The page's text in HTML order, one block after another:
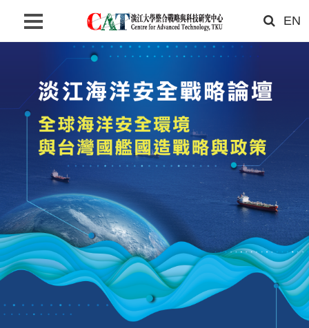
關於我們
最新消息
研究成果
聯絡我們
搜尋
網站語系
相關連結
淡江大學首頁
EN